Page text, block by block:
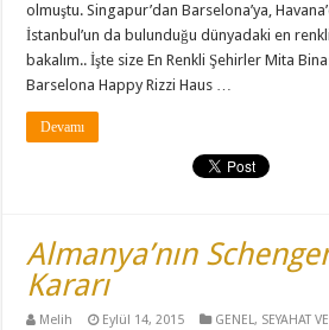
olmuştu. Singapur’dan Barselona’ya,
İstanbul’un da bulunduğu dünyadaki en
bakalım.. İşte size En Renkli Şehirler Mita
Barselona Happy Rizzi Haus …
Devamı
Almanya’nın
Kararı
Melih Eylül 14, 2015 GENEL, SEYAHAT